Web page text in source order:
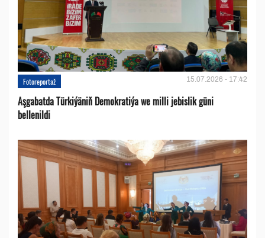
Fotoreportaž 15.07.2026 - 17:42
Aşgabatda Türkiýäniň Demokratiýa we milli jebislik güni
bellenildi